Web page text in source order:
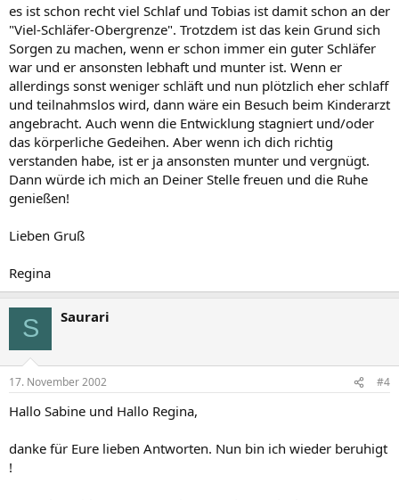
es ist schon recht viel Schlaf und Tobias ist damit schon an der
"Viel-Schläfer-Obergrenze". Trotzdem ist das kein Grund sich
Sorgen zu machen, wenn er schon immer ein guter Schläfer
war und er ansonsten lebhaft und munter ist. Wenn er
allerdings sonst weniger schläft und nun plötzlich eher schlaff
und teilnahmslos wird, dann wäre ein Besuch beim Kinderarzt
angebracht. Auch wenn die Entwicklung stagniert und/oder
das körperliche Gedeihen. Aber wenn ich dich richtig
verstanden habe, ist er ja ansonsten munter und vergnügt.
Dann würde ich mich an Deiner Stelle freuen und die Ruhe
genießen!
Lieben Gruß
Regina
S Saurari
17. November 2002 #4
Hallo Sabine und Hallo Regina,
danke für Eure lieben Antworten. Nun bin ich wieder beruhigt
!